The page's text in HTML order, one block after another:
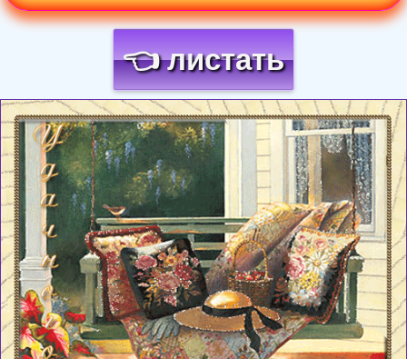
👈 листать
Загрузка картинки...